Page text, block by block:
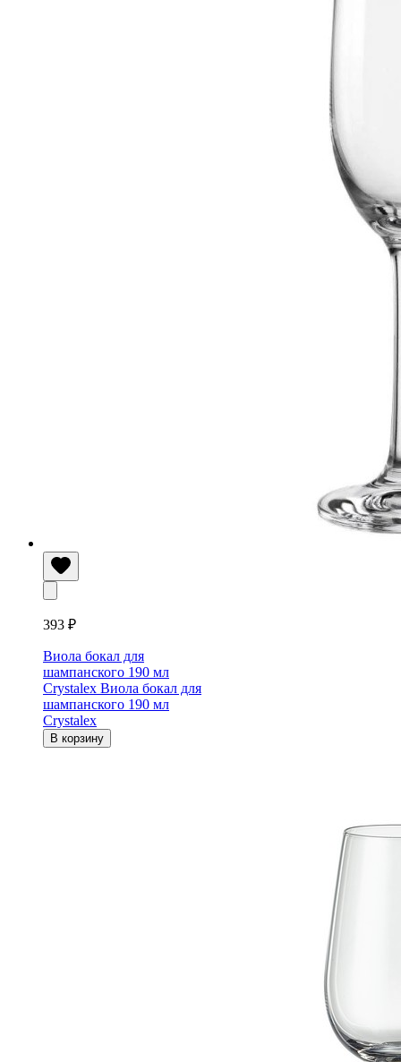
393 ₽
Виола бокал для
шампанского 190 мл
Crystalex Виола бокал для
шампанского 190 мл
Crystalex
В корзину